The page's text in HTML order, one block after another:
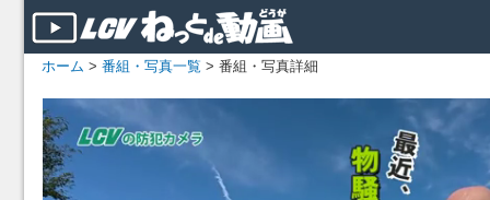
ホーム > 番組・写真一覧 > 番組・写真詳細